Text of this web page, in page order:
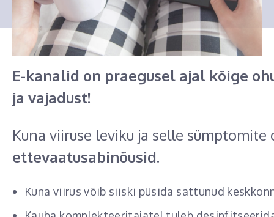
E-kanalid on praegusel ajal kõige
ja vajadust!
Kuna viiruse leviku ja selle
ettevaatusabinõusid.
Kuna viirus võib siiski püsida sattunud